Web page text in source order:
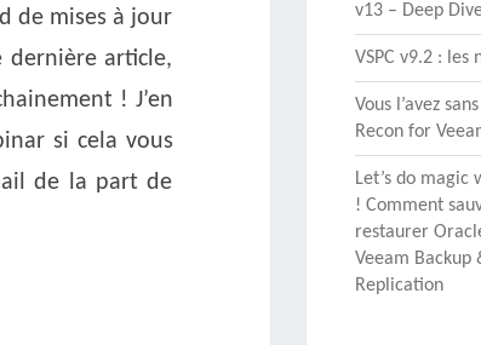
de mises à jour
dernière article,
! J’en
si cela vous
de la part de
v13 – Deep
VSPC v9.2 : les
Vous l’avez
Recon for
Let’s do magic
! Comment
restaurer
Veeam Backup
Replication